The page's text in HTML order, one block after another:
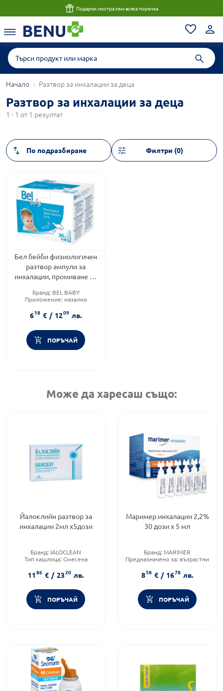
Подарък мостра към всяка поръчка
Начало Разтвор за инхалации за деца
Разтвор за инхалации за деца
1 - 1 от 1 резултат
Филтри (0)
Бел бейби физиологичен
разтвор ампули за
инхалации, промиване на
Бранд: BEL BABY
Приложение: назално
618 € / 1209 лв.
ПОРЪЧАЙ
Може да харесаш също:
Йалоклийн разтвор за
инхалации 2мл х5дози
Бранд: IALOCLEAN
Тип кашлица: Смесена
Форма на продукта: ампули
1186 € / 2320 лв.
ПОРЪЧАЙ
Маример инхалации 2,2%
30 дози х 5 мл
Бранд: MARIMER
Предназначено за: възрастни
Приложение:назално
858 € / 1678 лв.
ПОРЪЧАЙ